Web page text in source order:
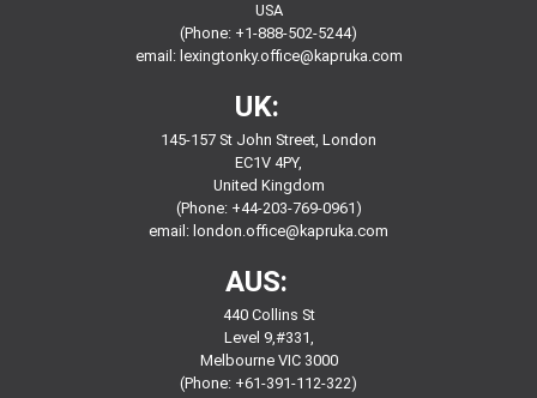
USA
(Phone: +1-888-502-5244)
email: lexingtonky.office@kapruka.com
UK:
145-157 St John Street, London
EC1V 4PY,
United Kingdom
(Phone: +44-203-769-0961)
email: london.office@kapruka.com
AUS:
440 Collins St
Level 9,#331,
Melbourne VIC 3000
(Phone: +61-391-112-322)